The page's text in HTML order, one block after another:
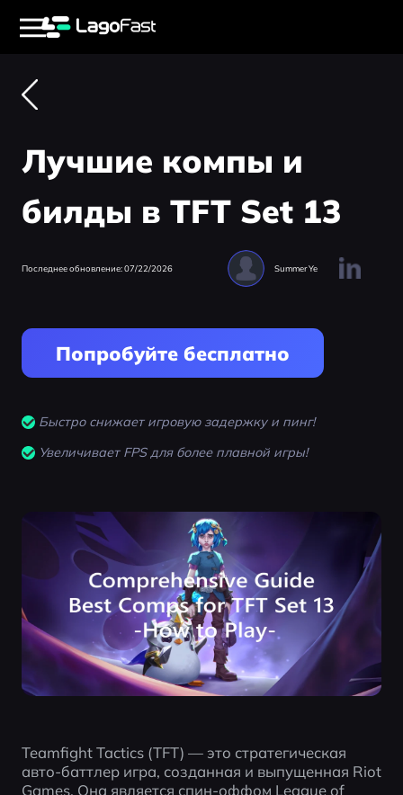
Лучшие компы и
билды в TFT Set 13
Последнее обновление: 07/22/2026 Summer Ye
Попробуйте бесплатно
Быстро снижает игровую задержку и пинг!
Увеличивает FPS для более плавной игры!
Teamfight Tactics (TFT) — это стратегическая
авто-баттлер игра, созданная и выпущенная Riot
Games. Она является спин-оффом League of